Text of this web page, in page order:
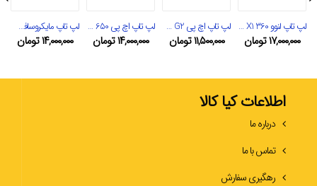
لپ تاپ لنوو Yoga X1 360
۱۷,۰۰۰,۰۰۰تومان
لپ تاپ اچ پی Elitebook 745 G2
۱۱,۵۰۰,۰۰۰تومان
لپ تاپ اچ پی 650 G2
۱۴,۰۰۰,۰۰۰تومان
لپ تاپ مایکروسافت Surface Pro4
۱۴,۰۰۰,۰۰۰تومان
اطلاعات کیا کالا
درباره ما
تماس با ما
رهگیری سفارش